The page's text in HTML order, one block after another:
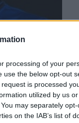
processing of your
use the below opt-out
is processed
utilized by us
may separately
on the IAB’s list of
Αμπιόλα